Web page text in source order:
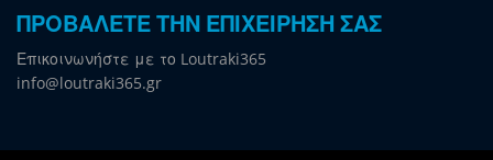
ΠΡΟΒΑΛΕΤΕ ΤΗΝ ΕΠΙΧΕΙΡΗΣΗ ΣΑΣ
Επικοινωνήστε με το Loutraki365
info@loutraki365.gr